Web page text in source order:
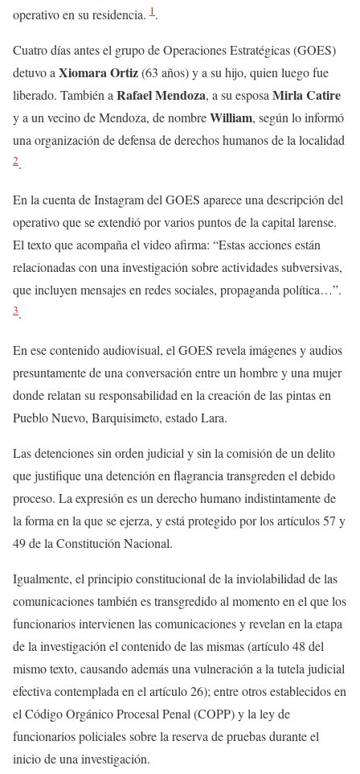
operativo en su residencia. 1.
Cuatro días antes el grupo de Operaciones Estratégicas (GOES)
detuvo a Xiomara Ortiz(63 años) y a su hijo, quien luego fue
liberado. También a Rafael Mendoza, a su esposa Mirla Catire
y a un vecino de Mendoza, de nombreWilliam, según lo informó
una organización de defensa de derechos humanos de la localidad
2.
En la cuenta de Instagram del GOES aparece una descripción del
operativo que se extendió por varios puntos de la capital larense.
El texto que acompaña el video afirma: “​Estas acciones están
relacionadas con una investigación sobre actividades subversivas,
que incluyen mensajes en redes sociales, propaganda política…”.
3.
En ese contenido audiovisual, el GOES revela imágenes y audios
presuntamente de una conversación entre un hombre y una mujer
donde relatan su responsabilidad en la creación de las pintas en
Pueblo Nuevo, Barquisimeto, estado Lara.
Las detenciones sin orden judicial y sin la comisión de un delito
que justifique una detención en flagrancia transgreden el debido
proceso. La expresión es un derecho humano indistintamente de
la forma en la que se ejerza, y está protegido por los artículos 57 y
49 de la Constitución Nacional.
Igualmente, el principio constitucional de la inviolabilidad de las
comunicaciones también es transgredido al momento en el que los
funcionarios intervienen las comunicaciones y revelan en la etapa
de la investigación el contenido de las mismas (artículo 48 del
mismo texto, causando además una vulneración a la tutela judicial
efectiva contemplada en el artículo 26); entre otros establecidos en
el Código Orgánico Procesal Penal (COPP) y la ley de
funcionarios policiales sobre la reserva de pruebas durante el
inicio de una investigación.